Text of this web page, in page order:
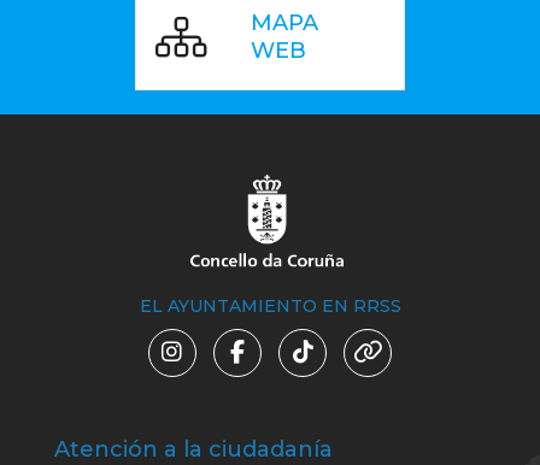
MAPA
WEB
EL AYUNTAMIENTO EN RRSS
Atención a la ciudadanía